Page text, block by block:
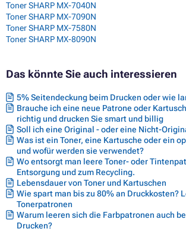
Toner SHARP MX-7040N
Toner SHARP MX-7090N
Toner SHARP MX-7580N
Toner SHARP MX-8090N
Das könnte Sie auch interessieren
5% Seitendeckung beim Drucken oder wie
Brauche ich eine neue Patrone oder
richtig und drucken Sie smart und billig
Soll ich eine Original - oder eine Nicht-
Was ist ein Toner, eine Kartusche oder ein
und wofür werden sie verwendet?
Wo entsorgt man leere Toner- oder
Entsorgung und zum Recycling.
Lebensdauer von Toner und Kartuschen
Wie spart man bis zu 80% an Druckkosten?
Tonerpatronen
Warum leeren sich die Farbpatronen auch
Drucken?